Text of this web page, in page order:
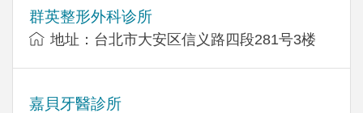
群英整形外科诊所
地址：台北市大安区信义路四段281号3楼
嘉貝牙醫診所